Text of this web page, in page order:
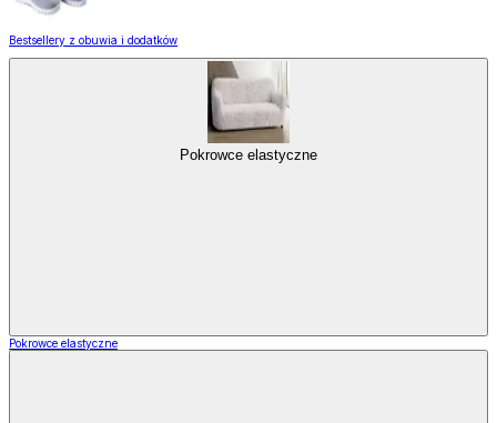
Bestsellery z obuwia i dodatków
Pokrowce elastyczne
Pokrowce elastyczne